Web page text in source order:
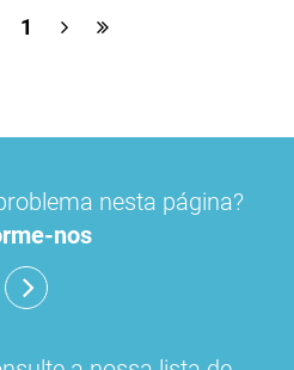
picetoprofeno
amorolfina
1
nesta página?
nos